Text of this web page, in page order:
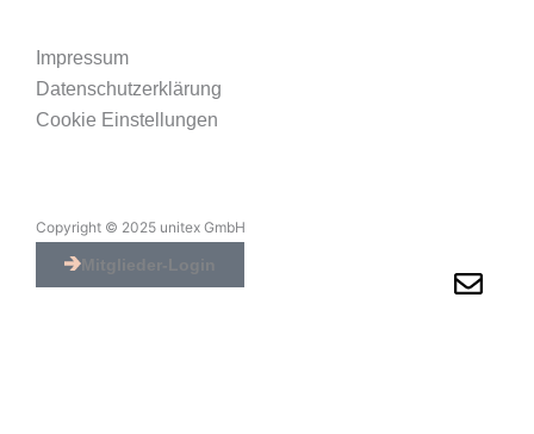
Impressum
Datenschutzerklärung
Cookie Einstellungen
Copyright © 2025 unitex GmbH